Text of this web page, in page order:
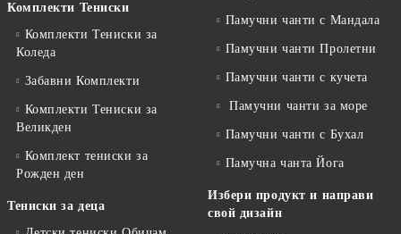
Комплекти Тениски
Комплекти Тениски за
Коледа
Забавни Комплекти
Комплекти Тениски за
Великден
Комплект тениски за
Рожден ден
Тениски за деца
Памучни чанти с Мандала
Памучни чанти Пролетни
Памучни чанти с кучета
Памучни чанти за море
Памучни чанти с Бухал
Памучна чанта Йога
Избери продукт и направи
свой дизайн